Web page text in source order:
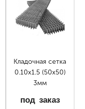
Кладочная сетка
0.10х1.5 (50х50)
3мм
под заказ